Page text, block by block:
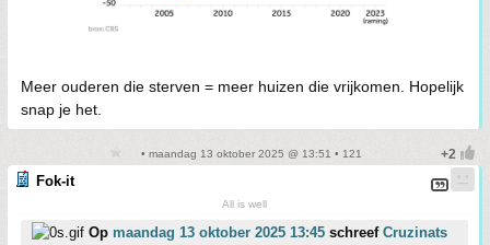
Meer ouderen die sterven = meer huizen die vrijkomen. Hopelijk
snap je het.
• maandag 13 oktober 2025 @ 13:51 • 121
Fok-it
All is well
Op maandag 13 oktober 2025 13:45 schreef Cruzinats